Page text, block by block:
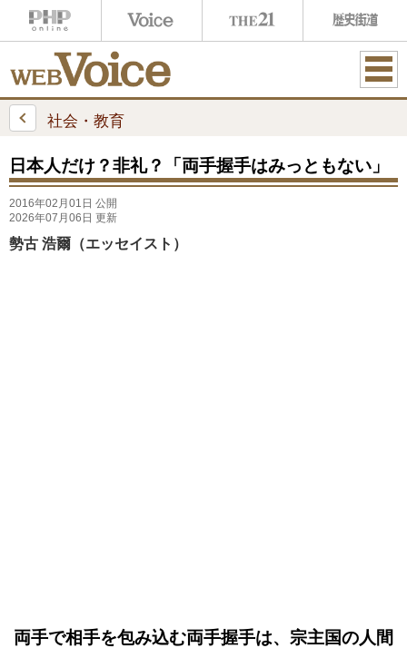
ME
社会・教育
日本人だけ？非礼？「両手握手はみっともない」
2016年02月01日 公開
2026年07月06日 更新
勢古 浩爾（エッセイスト）
両手で相手を包み込む両手握手は、宗主国の人間